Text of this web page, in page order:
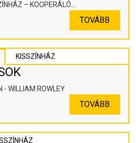
– KOOPERÁLÓ
TOVÁBB
KISSZÍNHÁZ
- WILLIAM ROWLEY
TOVÁBB